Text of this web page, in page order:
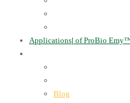
Applications| of ProBio
Blog